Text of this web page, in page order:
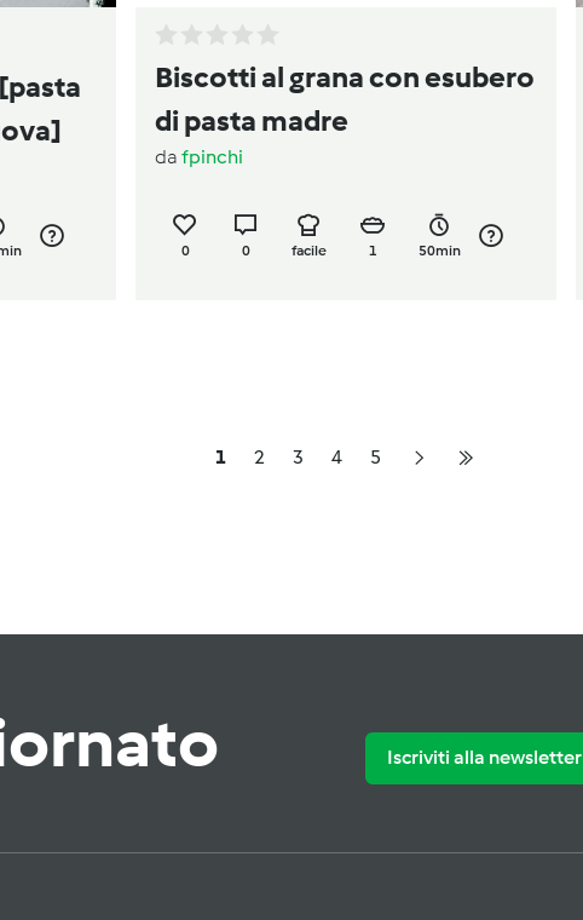
Biscotti al grana con esubero
di pasta madre
da fpinchi
0 0 facile 1 50min
1 2 3 4 5
Iscriviti alla newsletter